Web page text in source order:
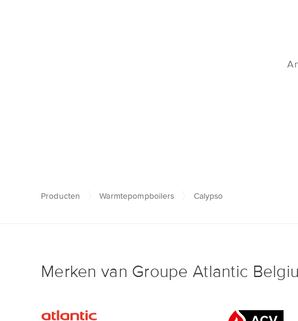
Producten Warmtepompboilers Calypso
Merken van Groupe Atlantic